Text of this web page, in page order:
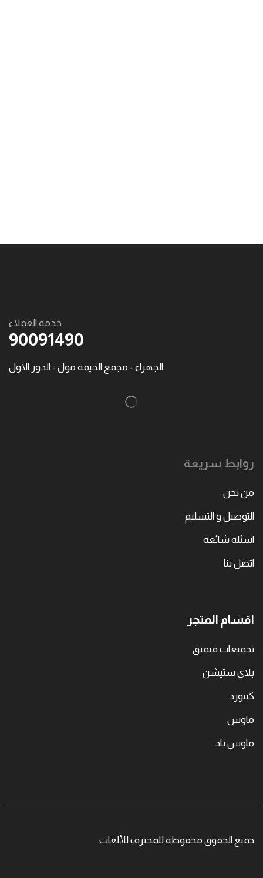
خدمة العملاء
90091490
الجهراء - مجمع الخيمة مول - الدور الاول
روابط سريعة
من نحن
التوصيل و التسليم
اسئلة شائعة
اتصل بنا
اقسام المتجر
تجميعات قيمنق
بلاي ستيشن
كيبورد
ماوس
ماوس باد
جميع الحقوق محفوطة للمحترف للألعاب